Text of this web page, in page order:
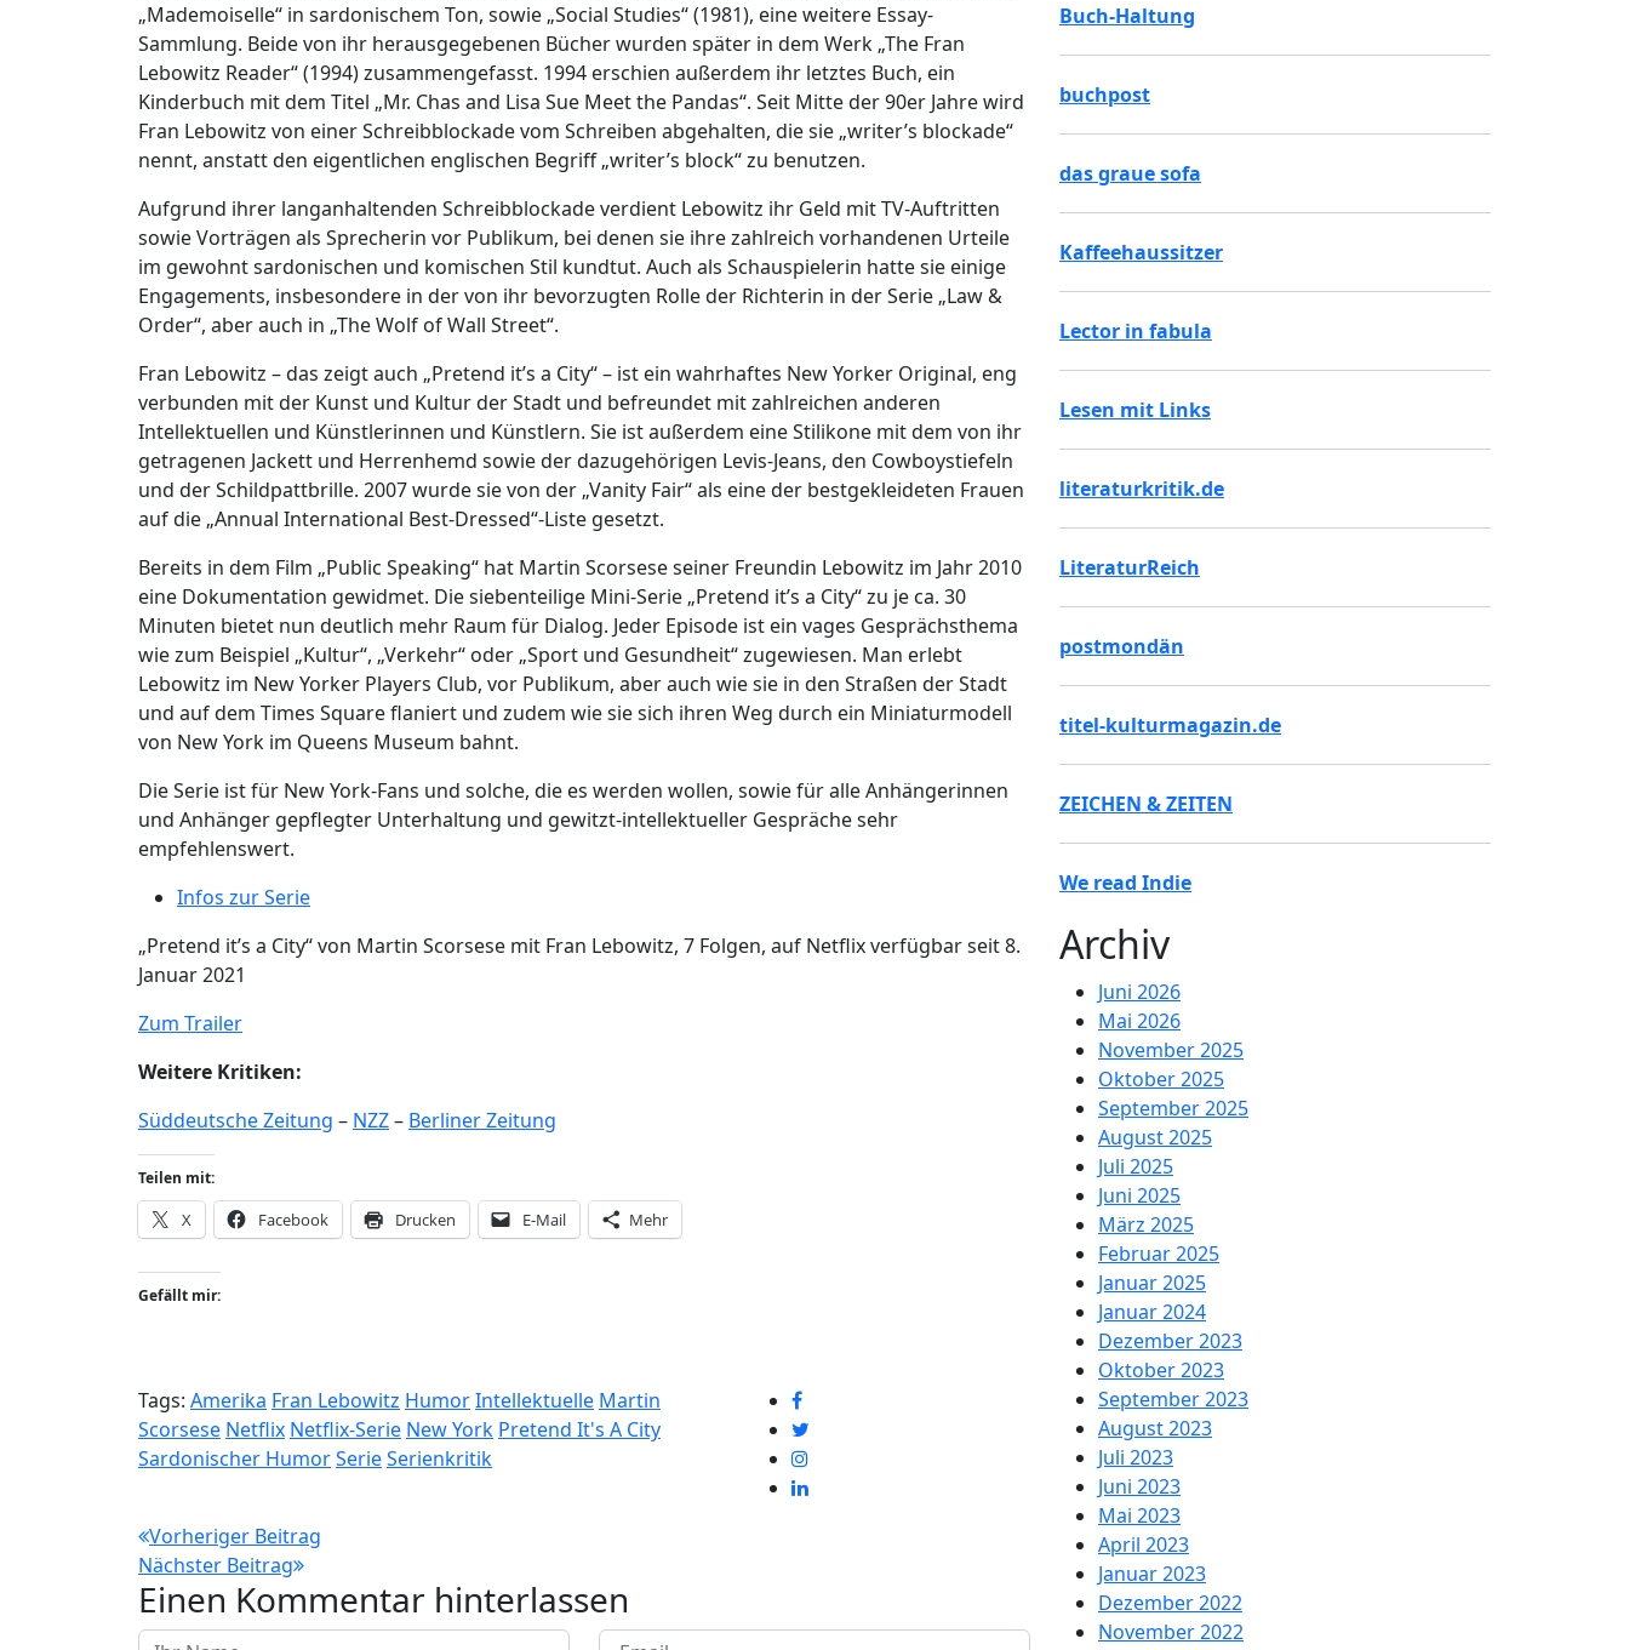
„Mademoiselle“ in sardonischem Ton, sowie „Social Studies“ (1981), eine weitere Essay-
Sammlung. Beide von ihr herausgegebenen Bücher wurden später in dem Werk „The Fran
Lebowitz Reader“ (1994) zusammengefasst. 1994 erschien außerdem ihr letztes Buch, ein
Kinderbuch mit dem Titel „Mr. Chas and Lisa Sue Meet the Pandas“. Seit Mitte der 90er Jahre wird
Fran Lebowitz von einer Schreibblockade vom Schreiben abgehalten, die sie „writer’s blockade“
nennt, anstatt den eigentlichen englischen Begriff „writer’s block“ zu benutzen.
Aufgrund ihrer langanhaltenden Schreibblockade verdient Lebowitz ihr Geld mit TV-Auftritten
sowie Vorträgen als Sprecherin vor Publikum, bei denen sie ihre zahlreich vorhandenen Urteile
im gewohnt sardonischen und komischen Stil kundtut. Auch als Schauspielerin hatte sie einige
Engagements, insbesondere in der von ihr bevorzugten Rolle der Richterin in der Serie „Law &
Order“, aber auch in „The Wolf of Wall Street“.
Fran Lebowitz – das zeigt auch „Pretend it’s a City“ – ist ein wahrhaftes New Yorker Original, eng
verbunden mit der Kunst und Kultur der Stadt und befreundet mit zahlreichen anderen
Intellektuellen und Künstlerinnen und Künstlern. Sie ist außerdem eine Stilikone mit dem von ihr
getragenen Jackett und Herrenhemd sowie der dazugehörigen Levis-Jeans, den Cowboystiefeln
und der Schildpattbrille. 2007 wurde sie von der „Vanity Fair“ als eine der bestgekleideten Frauen
auf die „Annual International Best-Dressed“-Liste gesetzt.
Bereits in dem Film „Public Speaking“ hat Martin Scorsese seiner Freundin Lebowitz im Jahr 2010
eine Dokumentation gewidmet. Die siebenteilige Mini-Serie „Pretend it’s a City“ zu je ca. 30
Minuten bietet nun deutlich mehr Raum für Dialog. Jeder Episode ist ein vages Gesprächsthema
wie zum Beispiel „Kultur“, „Verkehr“ oder „Sport und Gesundheit“ zugewiesen. Man erlebt
Lebowitz im New Yorker Players Club, vor Publikum, aber auch wie sie in den Straßen der Stadt
und auf dem Times Square flaniert und zudem wie sie sich ihren Weg durch ein Miniaturmodell
von New York im Queens Museum bahnt.
Die Serie ist für New York-Fans und solche, die es werden wollen, sowie für alle Anhängerinnen
und Anhänger gepflegter Unterhaltung und gewitzt-intellektueller Gespräche sehr
empfehlenswert.
Infos zur Serie
„Pretend it’s a City“ von Martin Scorsese mit Fran Lebowitz, 7 Folgen, auf Netflix verfügbar seit 8.
Januar 2021
Zum Trailer
Weitere Kritiken:
Süddeutsche Zeitung – NZZ– Berliner Zeitung
Teilen mit:
X Facebook Drucken E-Mail Mehr
Gefällt mir:
Tags: Amerika Fran Lebowitz HumorIntellektuelle Martin
Scorsese Netflix Netflix-Serie New York Pretend It's A City
Sardonischer HumorSerieSerienkritik
Beitragsnavigation
Vorheriger Beitrag
Nächster Beitrag
Einen Kommentar hinterlassen
Buch-Haltung
buchpost
das graue sofa
Kaffeehaussitzer
Lector in fabula
Lesen mit Links
literaturkritik.de
LiteraturReich
postmondän
titel-kulturmagazin.de
ZEICHEN & ZEITEN
We read Indie
Archiv
Juni 2026
Mai 2026
November 2025
Oktober 2025
September 2025
August 2025
Juli 2025
Juni 2025
März 2025
Februar 2025
Januar 2025
Januar 2024
Dezember 2023
Oktober 2023
September 2023
August 2023
Juli 2023
Juni 2023
Mai 2023
April 2023
Januar 2023
Dezember 2022
November 2022